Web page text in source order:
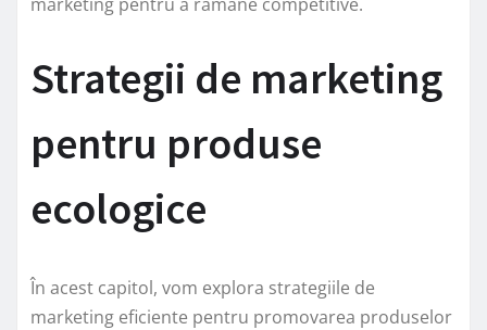
Strategii de marketing
pentru produse
ecologice
În acest capitol, vom explora strategiile de
marketing eficiente pentru promovarea produselor